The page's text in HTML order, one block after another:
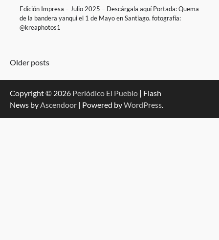
Edición Impresa – Julio 2025 – Descárgala aquí Portada: Quema
de la bandera yanqui el 1 de Mayo en Santiago. fotografía:
@kreaphotos1
Posts
navigation
Older posts
Copyright © 2026 Periódico El Pueblo | Flash
News byAscendoor | Powered byWordPress.